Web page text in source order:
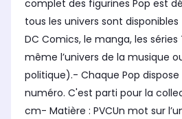
complet des figurines Pop est
tous les univers sont disponibles
DC Comics, le manga, les séries
même l’univers de la musique
politique).- Chaque Pop
numéro. C'est parti pour la
cm- Matière : PVCUn mot sur